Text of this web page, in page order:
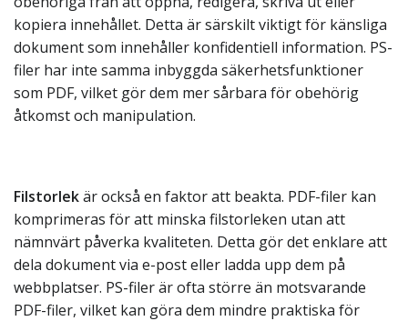
kopiera innehållet. Detta är särskilt viktigt för känsliga
dokument som innehåller konfidentiell information. PS-
filer har inte samma inbyggda säkerhetsfunktioner
som PDF, vilket gör dem mer sårbara för obehörig
åtkomst och manipulation.
Filstorlekär också en faktor att beakta. PDF-filer kan
komprimeras för att minska filstorleken utan att
nämnvärt påverka kvaliteten. Detta gör det enklare att
dela dokument via e-post eller ladda upp dem på
webbplatser. PS-filer är ofta större än motsvarande
PDF-filer, vilket kan göra dem mindre praktiska för